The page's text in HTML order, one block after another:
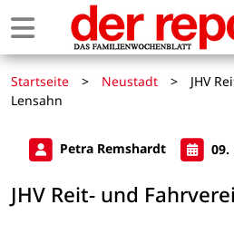
Startseite > Neustadt >
JHV
Lensahn
Petra Remshardt 09.
JHV Reit- und